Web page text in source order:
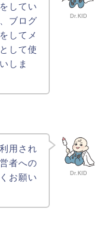
Dr.KID
してい
ブログ
してメ
して使
しま
Dr.KID
用され
者への
お願い